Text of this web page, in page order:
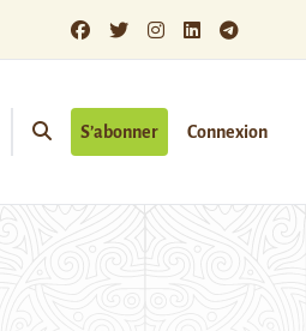
S’abonner Connexion